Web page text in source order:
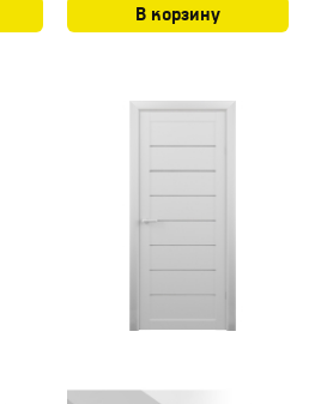
В корзину